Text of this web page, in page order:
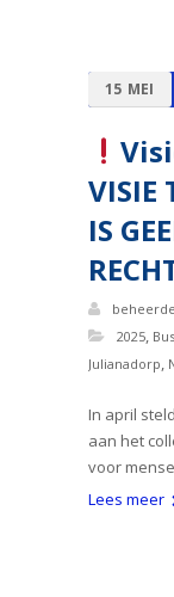
15 MEI
VISIE
IS
2025,
Julianadorp,
In april
aan het
voor
Lees meer